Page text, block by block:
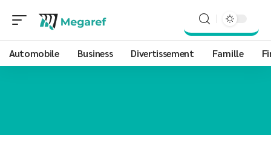
Automobile Business Divertissement Famille